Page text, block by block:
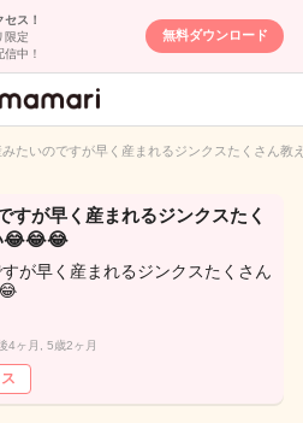
ス！
限定
中！
無料ダウンロード
用匿名QA
みたいのですが早く産まれるジンクスたくさん
すが早く産まれるジンクスたく
😂😂😂
が早く産まれるジンクスたくさん
4ヶ月, 5歳2ヶ月